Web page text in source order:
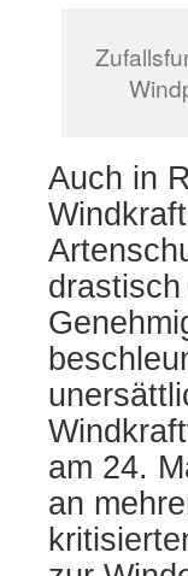
Auch in
am 24.
an